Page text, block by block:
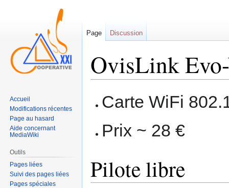
OvisLink
navigation
recherche
Carte WiFi
Prix ~ 28 €
Pilote libre
Page Discussion
Accueil
Modifications récentes
Page au hasard
Aide concernant
MediaWiki
Outils
Pages liées
Suivi des pages liées
Pages spéciales